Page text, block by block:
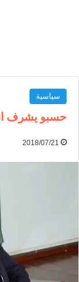
سياسية
حسبو يشرف
2018/07/21